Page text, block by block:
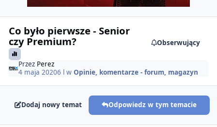
Co było pierwsze - Senior
czy Premium? Obserwujący
Przez Perez
4 maja 20206 l w Opinie, komentarze - forum, magazyn
Dodaj nowy temat Odpowiedz w tym temacie